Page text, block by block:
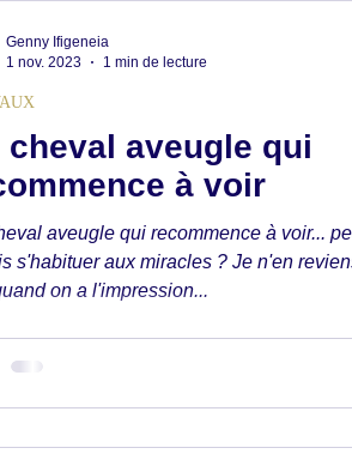
cheval aveugle qui
à voir
aveugle qui recommence à voir...
s'habituer aux miracles ? Je n'en
on a l'impression...
Genny Ifigeneia
1 nov. 2023
1 min de lecture